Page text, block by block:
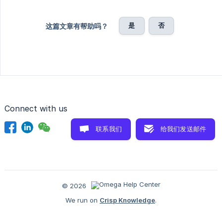
这篇文章有帮助吗？ 是 否
Connect with us
联系我们 给我们发送邮件
© 2026
We run on Crisp Knowledge.